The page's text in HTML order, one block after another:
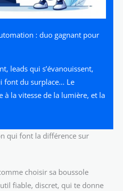
: duo gagnant pour
leads qui s’évanouissent,
font du surplace… Le
à la vitesse de la lumière, et la
qui font la différence sur
choisir sa boussole
fiable, discret, qui te donne